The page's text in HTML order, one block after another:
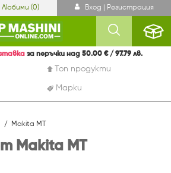
Любими (0) Вход | Регистрация
Топ продукти
Марки
за поръчки над 50.00 € / 97.79 лв.
Makita MT
Makita MT